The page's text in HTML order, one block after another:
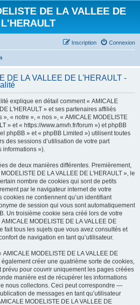
DE LA VALLEE DE
L'HERAULT
Connexion
Inscription
DE LA VALLEE DE L'HERAULT -
explique en détail comment « AMICALE
L'HERAULT » et ses partenaires affiliés
« notre », « nos », « AMICALE MODELISTE
» et « https://www.amvh.fr/forum ») et phpBB
phpBB » et « phpBB Limited ») utilisent toutes
des sessions d’utilisation de votre part
informations »).
de deux manières différentes. Premièrement,
DE LA VALLEE DE L'HERAULT », le
nombre de cookies qui sont de petits
par le navigateur internet de votre
cookies ne contiennent qu’un identifiant
de session qui vous sont automatiquement
Un troisième cookie sera créé lors de votre
MODELISTE DE LA VALLEE DE
fait tous les sujets que vous avez consultés et
de navigation en tant qu’utilisateur.
MODELISTE DE LA VALLEE DE
créer une quatrième sorte de cookies,
prévu pour couvrir uniquement les pages créées
manière est de récupérer les informations
nous collectons. Ceci peut correspondre —
de messages en tant qu’utilisateur
MODELISTE DE LA VALLEE DE